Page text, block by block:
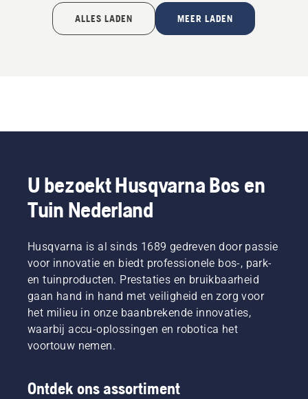
ALLES LADEN MEER LADEN
U bezoekt Husqvarna Bos en
Tuin Nederland
Husqvarna is al sinds 1689 gedreven door passie
voor innovatie en biedt professionele bos-, park-
en tuinproducten. Prestaties en bruikbaarheid
gaan hand in hand met veiligheid en zorg voor
het milieu in onze baanbrekende innovaties,
waarbij accu-oplossingen en robotica het
voortouw nemen.
Ontdek ons assortiment